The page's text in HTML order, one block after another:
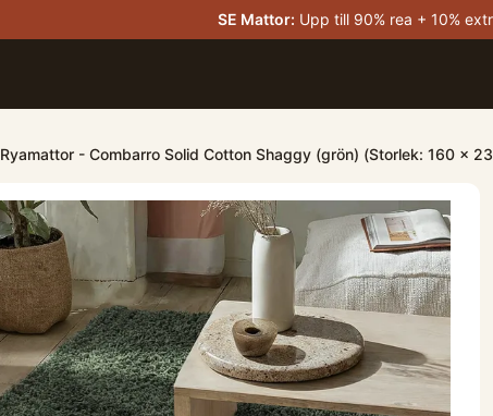
SE Mattor: Upp till 90% rea + 10%
Ryamattor - Combarro Solid Cotton Shaggy (grön) (Storlek: 160 x